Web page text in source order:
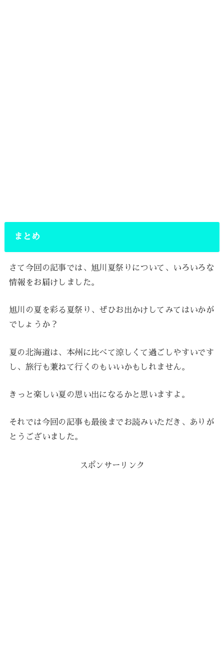
まとめ
さて今回の記事では、旭川夏祭りについて、いろいろな
情報をお届けしました。
旭川の夏を彩る夏祭り、ぜひお出かけしてみてはいかが
でしょうか？
夏の北海道は、本州に比べて涼しくて過ごしやすいです
し、旅行も兼ねて行くのもいいかもしれません。
きっと楽しい夏の思い出になるかと思いますよ。
それでは今回の記事も最後までお読みいただき、ありが
とうございました。
スポンサーリンク